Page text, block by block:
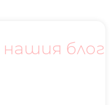
блог